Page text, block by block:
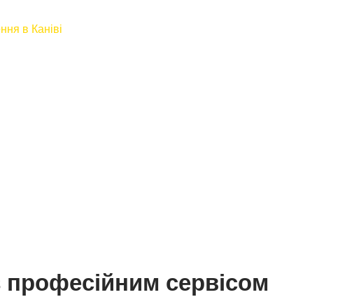
в Каніві
професійним сервісом